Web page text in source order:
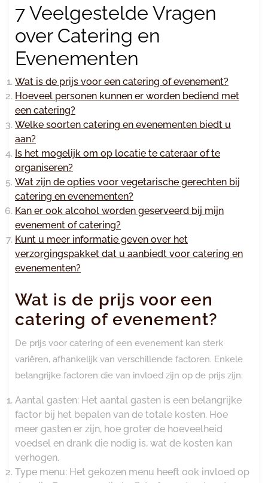
7 Veelgestelde Vragen
over Catering en
Evenementen
Wat is de prijs voor een catering of evenement?
Hoeveel personen kunnen er worden bediend met
een catering?
Welke soorten catering en evenementen biedt u
aan?
Is het mogelijk om op locatie te cateraar of te
organiseren?
Wat zijn de opties voor vegetarische gerechten bij
catering en evenementen?
Kan er ook alcohol worden geserveerd bij mijn
evenement of catering?
Kunt u meer informatie geven over het
verzorgingspakket dat u aanbiedt voor catering en
evenementen?
Wat is de prijs voor een
catering of evenement?
De prijs voor catering of een evenement kan sterk
variëren, afhankelijk van verschillende factoren. Enkele
belangrijke factoren die van invloed zijn op de prijs zijn:
Aantal gasten: Het aantal gasten is een belangrijke
factor bij het bepalen van de totale kosten. Hoe
meer gasten er zijn, hoe groter de hoeveelheid
voedsel en drank die nodig is, wat de kosten kan
verhogen.
Type menu: Het gekozen menu heeft ook invloed op